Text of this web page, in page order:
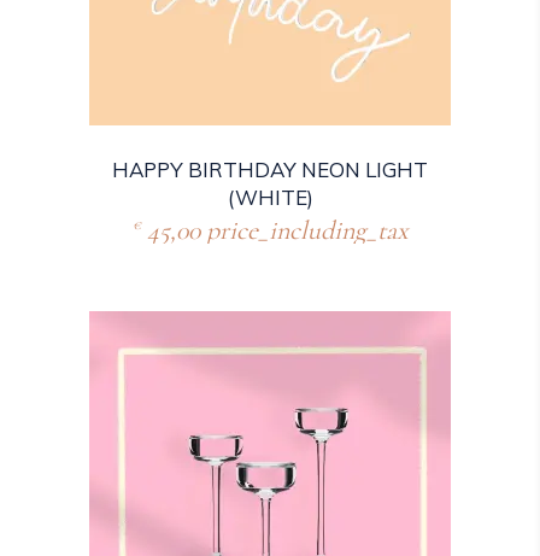
HAPPY BIRTHDAY NEON LIGHT
(WHITE)
€45,00 price_including_tax